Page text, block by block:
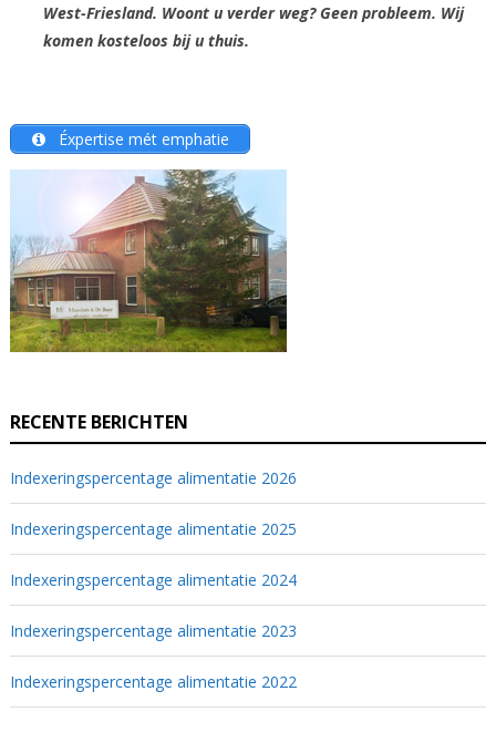
West-Friesland. Woont u verder weg? Geen probleem. Wij
komen kosteloos bij u thuis.
Éxpertise mét emphatie
RECENTE BERICHTEN
Indexeringspercentage alimentatie 2026
Indexeringspercentage alimentatie 2025
Indexeringspercentage alimentatie 2024
Indexeringspercentage alimentatie 2023
Indexeringspercentage alimentatie 2022